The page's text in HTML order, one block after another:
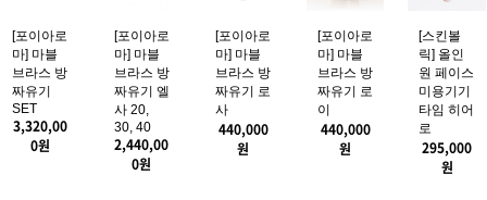
[포이아로
마] 마블
브라스 방
짜유기
SET
3,320,00
[포이아로
마] 마블
브라스 방
짜유기 엘
사 20,
30, 40
2,440,00
[포이아로
마] 마블
브라스 방
짜유기 로
사
440,000
[포이아로
마] 마블
브라스 방
짜유기 로
이
440,000
[스킨볼
릭] 올인
원 페이스
미용기기
타임 히어
로
295,000